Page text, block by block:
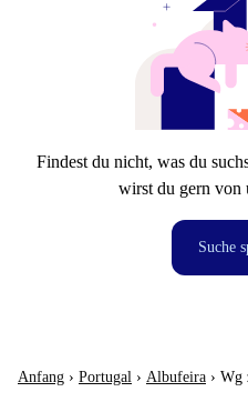
Findest du nicht, was du
wirst du gern von
Suche
Anfang › Portugal › Albufeira › Wg